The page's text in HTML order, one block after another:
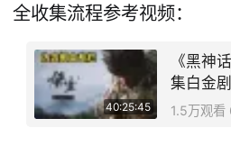
全收集流程参考视频：
40:25:45
《黑神
集白金
收集攻
1.5万观看